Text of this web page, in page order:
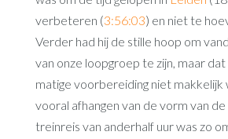
verbeteren (3:56:03) en niet te
Verder had hij de stille hoop om
van onze loopgroep te zijn, maar dat
matige voorbereiding niet makkelijk
vooral afhangen van de vorm van de
treinreis van anderhalf uur was zo